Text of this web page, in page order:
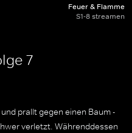
Feuer & Flamme
S1-8 streamen
7
prallt gegen einen Baum -
verletzt. Währenddessen